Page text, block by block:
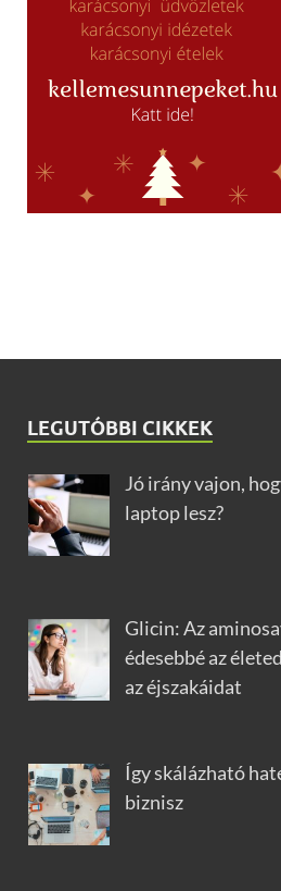
LEGUTÓBBI CIKKEK
Jó irány vajon,
laptop lesz?
Glicin: Az
édesebbé az
az éjszakáidat
Így skálázható
biznisz